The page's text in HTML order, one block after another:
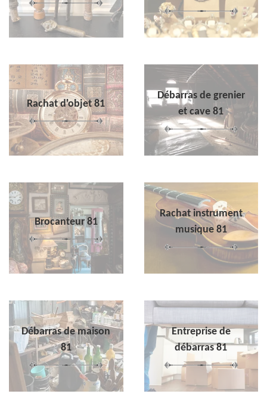
Rachat d'objet 81
Débarras de grenier
et cave 81
Brocanteur 81
Rachat instrument
musique 81
Débarras de maison
81
Entreprise de
débarras 81